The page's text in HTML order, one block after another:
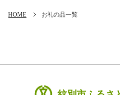
HOME お礼の品一覧